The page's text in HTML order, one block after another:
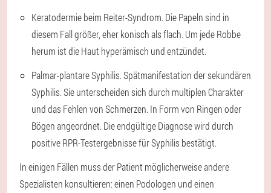
Keratodermie beim Reiter-Syndrom. Die Papeln sind in
diesem Fall größer, eher konisch als flach. Um jede Robbe
herum ist die Haut hyperämisch und entzündet.
Palmar-plantare Syphilis. Spätmanifestation der sekundären
Syphilis. Sie unterscheiden sich durch multiplen Charakter
und das Fehlen von Schmerzen. In Form von Ringen oder
Bögen angeordnet. Die endgültige Diagnose wird durch
positive RPR-Testergebnisse für Syphilis bestätigt.
In einigen Fällen muss der Patient möglicherweise andere
Spezialisten konsultieren: einen Podologen und einen